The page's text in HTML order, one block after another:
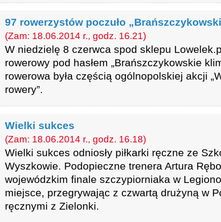
97 rowerzystów poczuło
(Zam: 18.06.2014 r., godz. 16.21)
W niedzielę 8 czerwca spod sklepu
rowerowy pod hasłem „Brańszczykowskie
rowerowa była częścią ogólnopolskiej akcji
rowery”.
Wielki sukces
(Zam: 18.06.2014 r., godz. 16.18)
Wielki sukces odniosły piłkarki ręczne ze
Wyszkowie. Podopieczne trenera Artura
wojewódzkim finale szczypiorniaka w
miejsce, przegrywając z czwartą drużyną w
ręcznymi z Zielonki.